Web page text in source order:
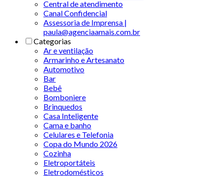
Central de atendimento
Canal Confidencial
Assessoria de Imprensa |
paula@agenciaamais.com.br
Categorias
Ar e ventilação
Armarinho e Artesanato
Automotivo
Bar
Bebê
Bomboniere
Brinquedos
Casa Inteligente
Cama e banho
Celulares e Telefonia
Copa do Mundo 2026
Cozinha
Eletroportáteis
Eletrodomésticos